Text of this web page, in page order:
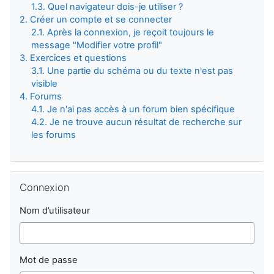
1.3. Quel navigateur dois-je utiliser ?
2. Créer un compte et se connecter
2.1. Après la connexion, je reçoit toujours le
message "Modifier votre profil"
3. Exercices et questions
3.1. Une partie du schéma ou du texte n'est pas
visible
4. Forums
4.1. Je n'ai pas accès à un forum bien spécifique
4.2. Je ne trouve aucun résultat de recherche sur
les forums
Connexion
Nom d’utilisateur
Mot de passe